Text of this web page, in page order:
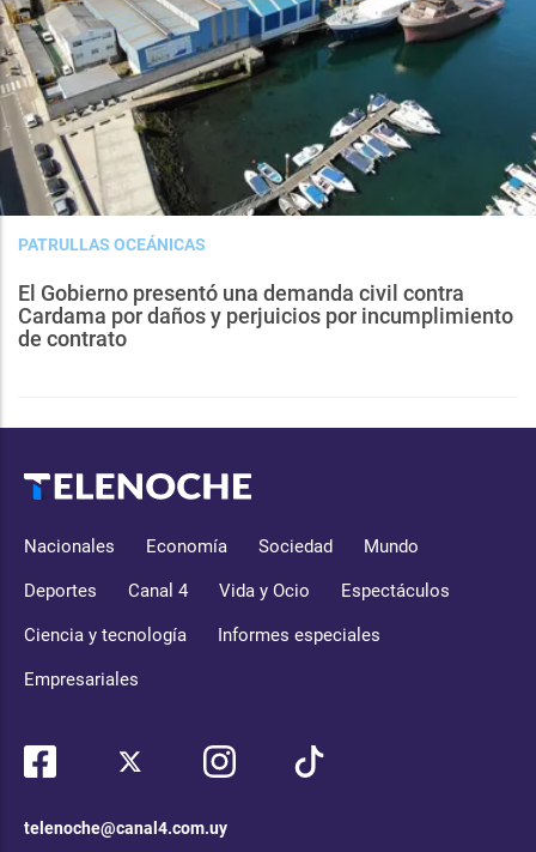
PATRULLAS OCEÁNICAS
El Gobierno presentó una demanda civil contra
Cardama por daños y perjuicios por incumplimiento
de contrato
Nacionales Economía Sociedad Mundo
Deportes Canal 4 Vida y Ocio Espectáculos
Ciencia y tecnología Informes especiales
Empresariales
telenoche@canal4.com.uy